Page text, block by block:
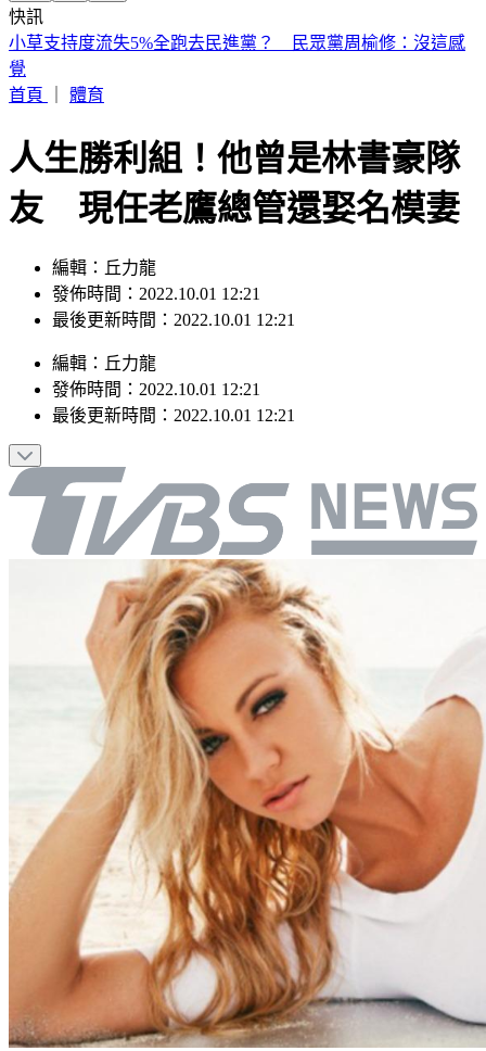
快訊
快訊／1億大樂透開獎！8/7「中獎號碼」出爐
首頁
人生勝利組！他曾是林書豪隊
友 現任老鷹總管還娶名模妻
發佈時間：2022.10.01 12:21
最後更新時間：2022.10.01 12:21
發佈時間：2022.10.01 12:21
最後更新時間：2022.10.01 12:21